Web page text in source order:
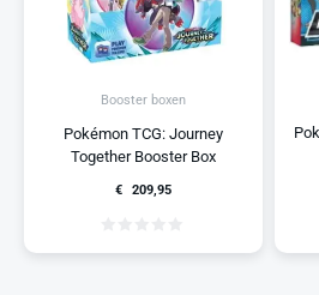
Booster boxen
Pokémon TCG: Journey
Together Booster Box
€ 209,95